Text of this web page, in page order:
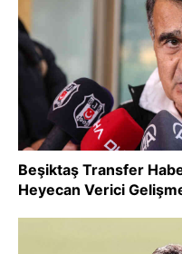
Beşiktaş Transfer
Heyecan Verici